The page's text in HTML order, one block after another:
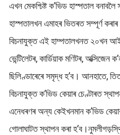
এখন মেকশ্চিষ্ট ক’ভিড হাস্পতাল
হাস্পতালখন এমাহৰ ভিতৰত সম্পূৰ্ণ
বিচনাযুক্ত এই হাম্পতালখনত ২০খন আই
ভেন্টিলেটৰ, কাৰ্ডিয়াক মণিটৰ,
ছিলিণ্ডাৰেৰে সমৃদ্ধ হ’ব। আনহাতে,
বিচনাযুক্ত ক’ভিড কেয়াৰ চেণ্টাৰত
এনেধৰণৰ অন্য কেইখনমান ক’ভিড
গোলাঘাটত স্থাপন কৰা